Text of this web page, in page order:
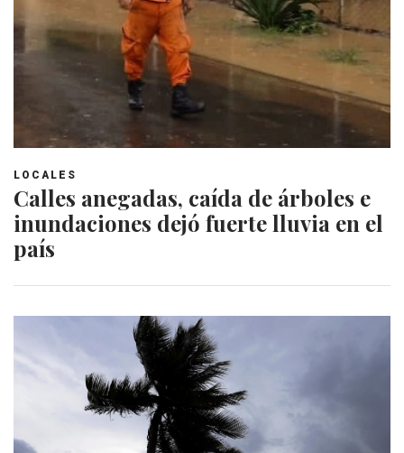
LOCALES
Calles anegadas, caída de árboles e
inundaciones dejó fuerte lluvia en el
país